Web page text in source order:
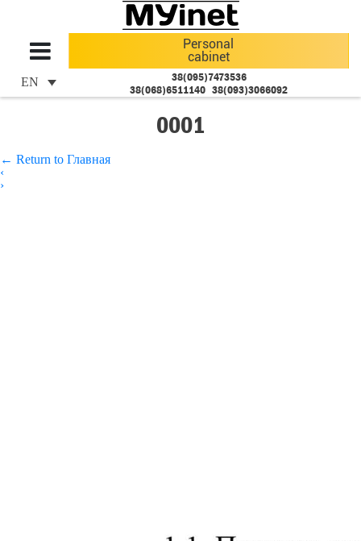
Personal
cabinet
EN
38(095)7473536
38(068)6511140 38(093)3066092
0001
← Return to Главная
‹
›